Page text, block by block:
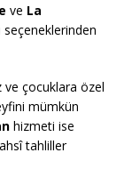
ve La
seçeneklerinden
ve çocuklara özel
mümkün
hizmeti ise
tahliller